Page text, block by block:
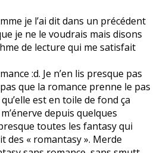
je l’ai dit dans un précédent
je ne le voudrais mais disons
de lecture qui me satisfait
:d. Je n’en lis presque pas
que la romance prenne le pas
est en toile de fond ça
depuis quelques
toutes les fantasy qui
des « romantasy ». Merde